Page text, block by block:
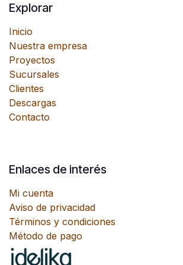
Explorar
Inicio
Nuestra empresa
Proyectos
Sucursales
Clientes
Descargas
Contacto
Enlaces de interés
Mi cuenta
Aviso de privacidad
Términos y condiciones
Método de pago